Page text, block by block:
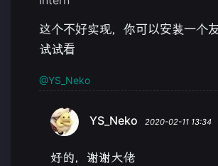
这个不好实现，你可以安装一个
试试看
@YS_Neko
YS_Neko 2020-02-11 13:34
好的，谢谢大佬